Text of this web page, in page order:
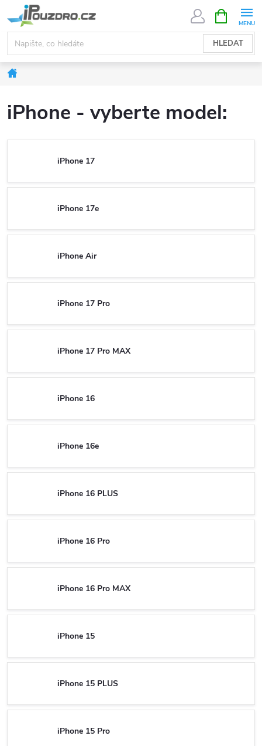
na
obsah
HLEDAT
NÁKUPNÍ
KOŠÍK
iPhone - vyberte model:
iPhone 17
iPhone 17e
iPhone Air
iPhone 17 Pro
iPhone 17 Pro MAX
iPhone 16
iPhone 16e
iPhone 16 PLUS
iPhone 16 Pro
iPhone 16 Pro MAX
iPhone 15
iPhone 15 PLUS
iPhone 15 Pro